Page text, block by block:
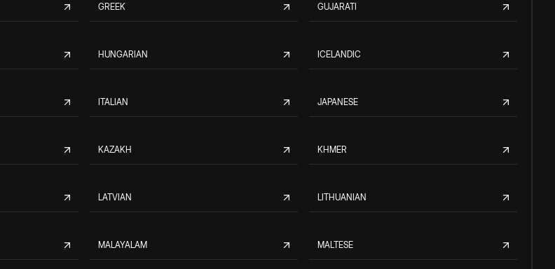
GREEK GUJARATI
HUNGARIAN ICELANDIC
ITALIAN JAPANESE
KAZAKH KHMER
LATVIAN LITHUANIAN
MALAYALAM MALTESE